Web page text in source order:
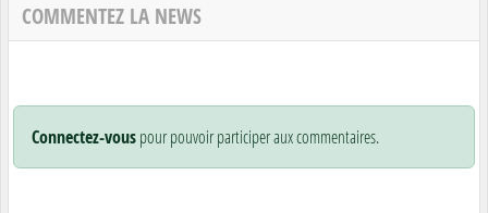
COMMENTEZ LA NEWS
Connectez-vouspour pouvoir participer aux commentaires.